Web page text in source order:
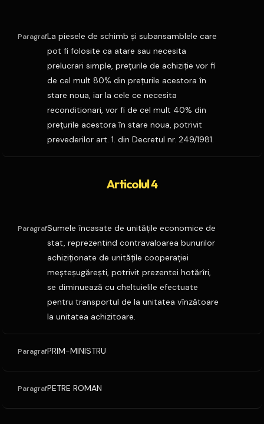
ParagrafLa piesele de schimb şi subansamblele care
pot fi folosite ca atare sau necesita
prelucrari simple, preţurile de achiziţie vor fi
de cel mult 80% din preţurile acestora în
stare noua, iar la cele ce necesita
reconditionari, vor fi de cel mult 40% din
preţurile acestora în stare noua, potrivit
prevederilor art. 1. din Decretul nr. 249/1981.
Articolul 4
ParagrafSumele încasate de unităţile economice de
stat, reprezentind contravaloarea bunurilor
achiziţionate de unităţile cooperaţiei
meşteşugăreşti, potrivit prezentei hotărîri,
se diminuează cu cheltuielile efectuate
pentru transportul de la unitatea vînzătoare
la unitatea achizitoare.
ParagrafPRIM-MINISTRU
ParagrafPETRE ROMAN